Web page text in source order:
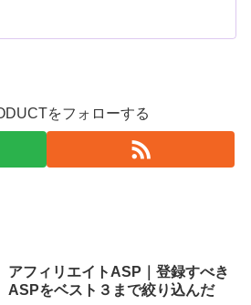
をフォローする
アフィリエイトASP｜登録すべき
ASPをベスト３まで絞り込んだ